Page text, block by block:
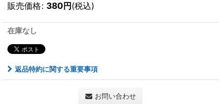
販売価格: 380円(税込)
在庫なし
返品特約に関する重要事項
お問い合わせ